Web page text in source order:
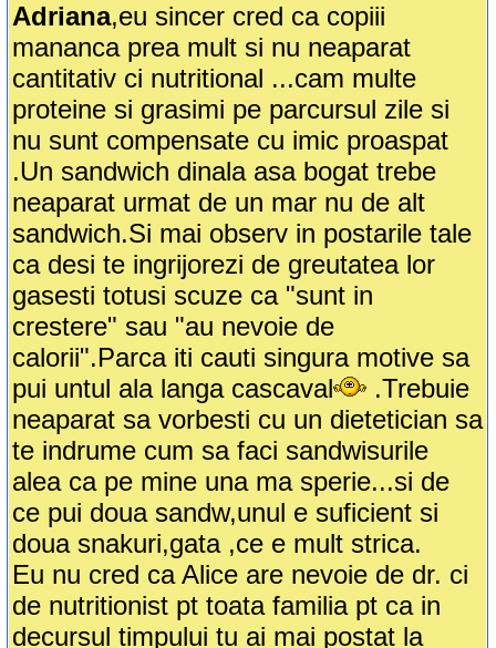
Adriana,eu sincer cred ca copiii
mananca prea mult si nu neaparat
cantitativ ci nutritional ...cam multe
proteine si grasimi pe parcursul zile si
nu sunt compensate cu imic proaspat
.Un sandwich dinala asa bogat trebe
neaparat urmat de un mar nu de alt
sandwich.Si mai observ in postarile tale
ca desi te ingrijorezi de greutatea lor
gasesti totusi scuze ca "sunt in
crestere" sau "au nevoie de
calorii".Parca iti cauti singura motive sa
pui untul ala langa cascaval
.Trebuie
neaparat sa vorbesti cu un dietetician sa
te indrume cum sa faci sandwisurile
alea ca pe mine una ma sperie...si de
ce pui doua sandw,unul e suficient si
doua snakuri,gata ,ce e mult strica.
Eu nu cred ca Alice are nevoie de dr. ci
de nutritionist pt toata familia pt ca in
decursul timpului tu ai mai postat la